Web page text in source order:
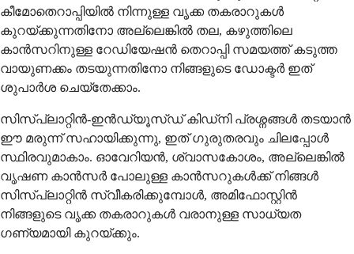
കീമോതെറാപ്പിയിൽ നിന്നുള്ള വൃക്ക തകരാറുകൾ
കുറയ്ക്കുന്നതിനോ അല്ലെങ്കിൽ തല, കഴുത്തിലെ
കാൻസറിനുള്ള റേഡിയേഷൻ തെറാപ്പി സമയത്ത് കടുത്ത
വായുണക്കം തടയുന്നതിനോ നിങ്ങളുടെ ഡോക്ടർ ഇത്
ശുപാർശ ചെയ്തേക്കാം.
സിസ്പ്ലാറ്റിൻ-ഇൻഡ്യൂസ്ഡ് കിഡ്‌നി പ്രശ്നങ്ങൾ തടയാൻ
ഈ മരുന്ന് സഹായിക്കുന്നു, ഇത് ഗുരുതരവും ചിലപ്പോൾ
സ്ഥിരവുമാകാം. ഓവേറിയൻ, ശ്വാസകോശം, അല്ലെങ്കിൽ
വൃഷണ കാൻസർ പോലുള്ള കാൻസറുകൾക്ക് നിങ്ങൾ
സിസ്പ്ലാറ്റിൻ സ്വീകരിക്കുമ്പോൾ, അമിഫോസ്റ്റിൻ
നിങ്ങളുടെ വൃക്ക തകരാറുകൾ വരാനുള്ള സാധ്യത
ഗണ്യമായി കുറയ്ക്കും.